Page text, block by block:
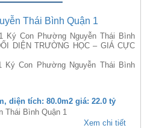
Thái Bình Quận 1
Ký Con Phường Nguyễn Thái Bình
DIỆN TRƯỜNG HỌC – GIÁ CỰC
Ký Con Phường Nguyễn Thái Bình
diện tích: 80.0m2 giá: 22.0 tỷ
Thái Bình Quận 1
Xem chi tiết